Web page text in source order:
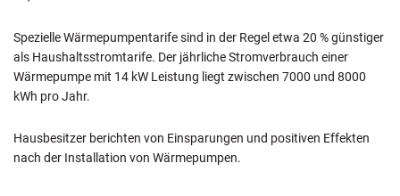
Spezielle Wärmepumpentarife sind in der Regel etwa 20 % günstiger
als Haushaltsstromtarife. Der jährliche Stromverbrauch einer
Wärmepumpe mit 14 kW Leistung liegt zwischen 7000 und 8000
kWh pro Jahr.
Hausbesitzer berichten von Einsparungen und positiven Effekten
nach der Installation von Wärmepumpen.